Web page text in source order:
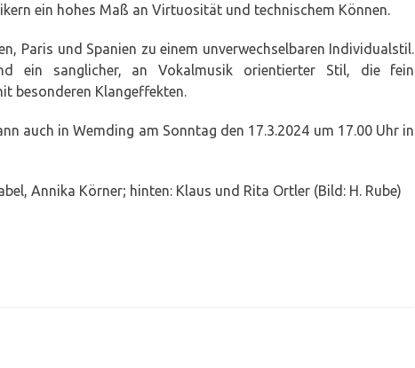
ein hohes Maß an Virtuosität und technischem Können.
Paris und Spanien zu einem unverwechselbaren Individualstil.
ein sanglicher, an Vokalmusik orientierter Stil, die fein
besonderen Klangeffekten.
auch in Wemding am Sonntag den 17.3.2024 um 17.00 Uhr in
Annika Körner; hinten: Klaus und Rita Ortler (Bild: H. Rube)